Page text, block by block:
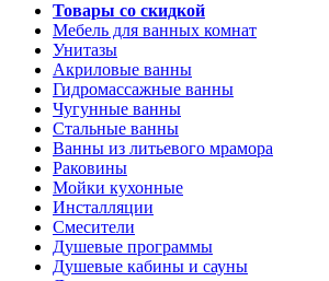
Товары со скидкой
Мебель для ванных комнат
Унитазы
Акриловые ванны
Гидромассажные ванны
Чугунные ванны
Стальные ванны
Ванны из литьевого мрамора
Раковины
Мойки кухонные
Инсталляции
Смесители
Душевые программы
Душевые кабины и сауны